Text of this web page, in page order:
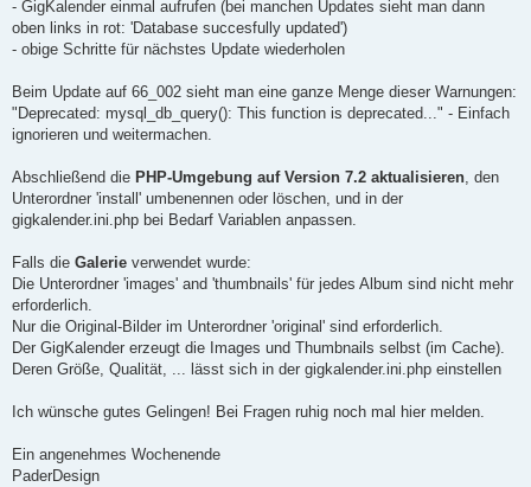
- GigKalender einmal aufrufen (bei manchen Updates sieht man dann
oben links in rot: 'Database succesfully updated')
- obige Schritte für nächstes Update wiederholen
Beim Update auf 66_002 sieht man eine ganze Menge dieser Warnungen:
"Deprecated: mysql_db_query(): This function is deprecated..." - Einfach
ignorieren und weitermachen.
Abschließend die PHP-Umgebung auf Version 7.2 aktualisieren , den
Unterordner 'install' umbenennen oder löschen, und in der
gigkalender.ini.php bei Bedarf Variablen anpassen.
Falls die Galerie verwendet wurde:
Die Unterordner 'images' and 'thumbnails' für jedes Album sind nicht mehr
erforderlich.
Nur die Original-Bilder im Unterordner 'original' sind erforderlich.
Der GigKalender erzeugt die Images und Thumbnails selbst (im Cache).
Deren Größe, Qualität, ... lässt sich in der gigkalender.ini.php einstellen
Ich wünsche gutes Gelingen! Bei Fragen ruhig noch mal hier melden.
Ein angenehmes Wochenende
PaderDesign